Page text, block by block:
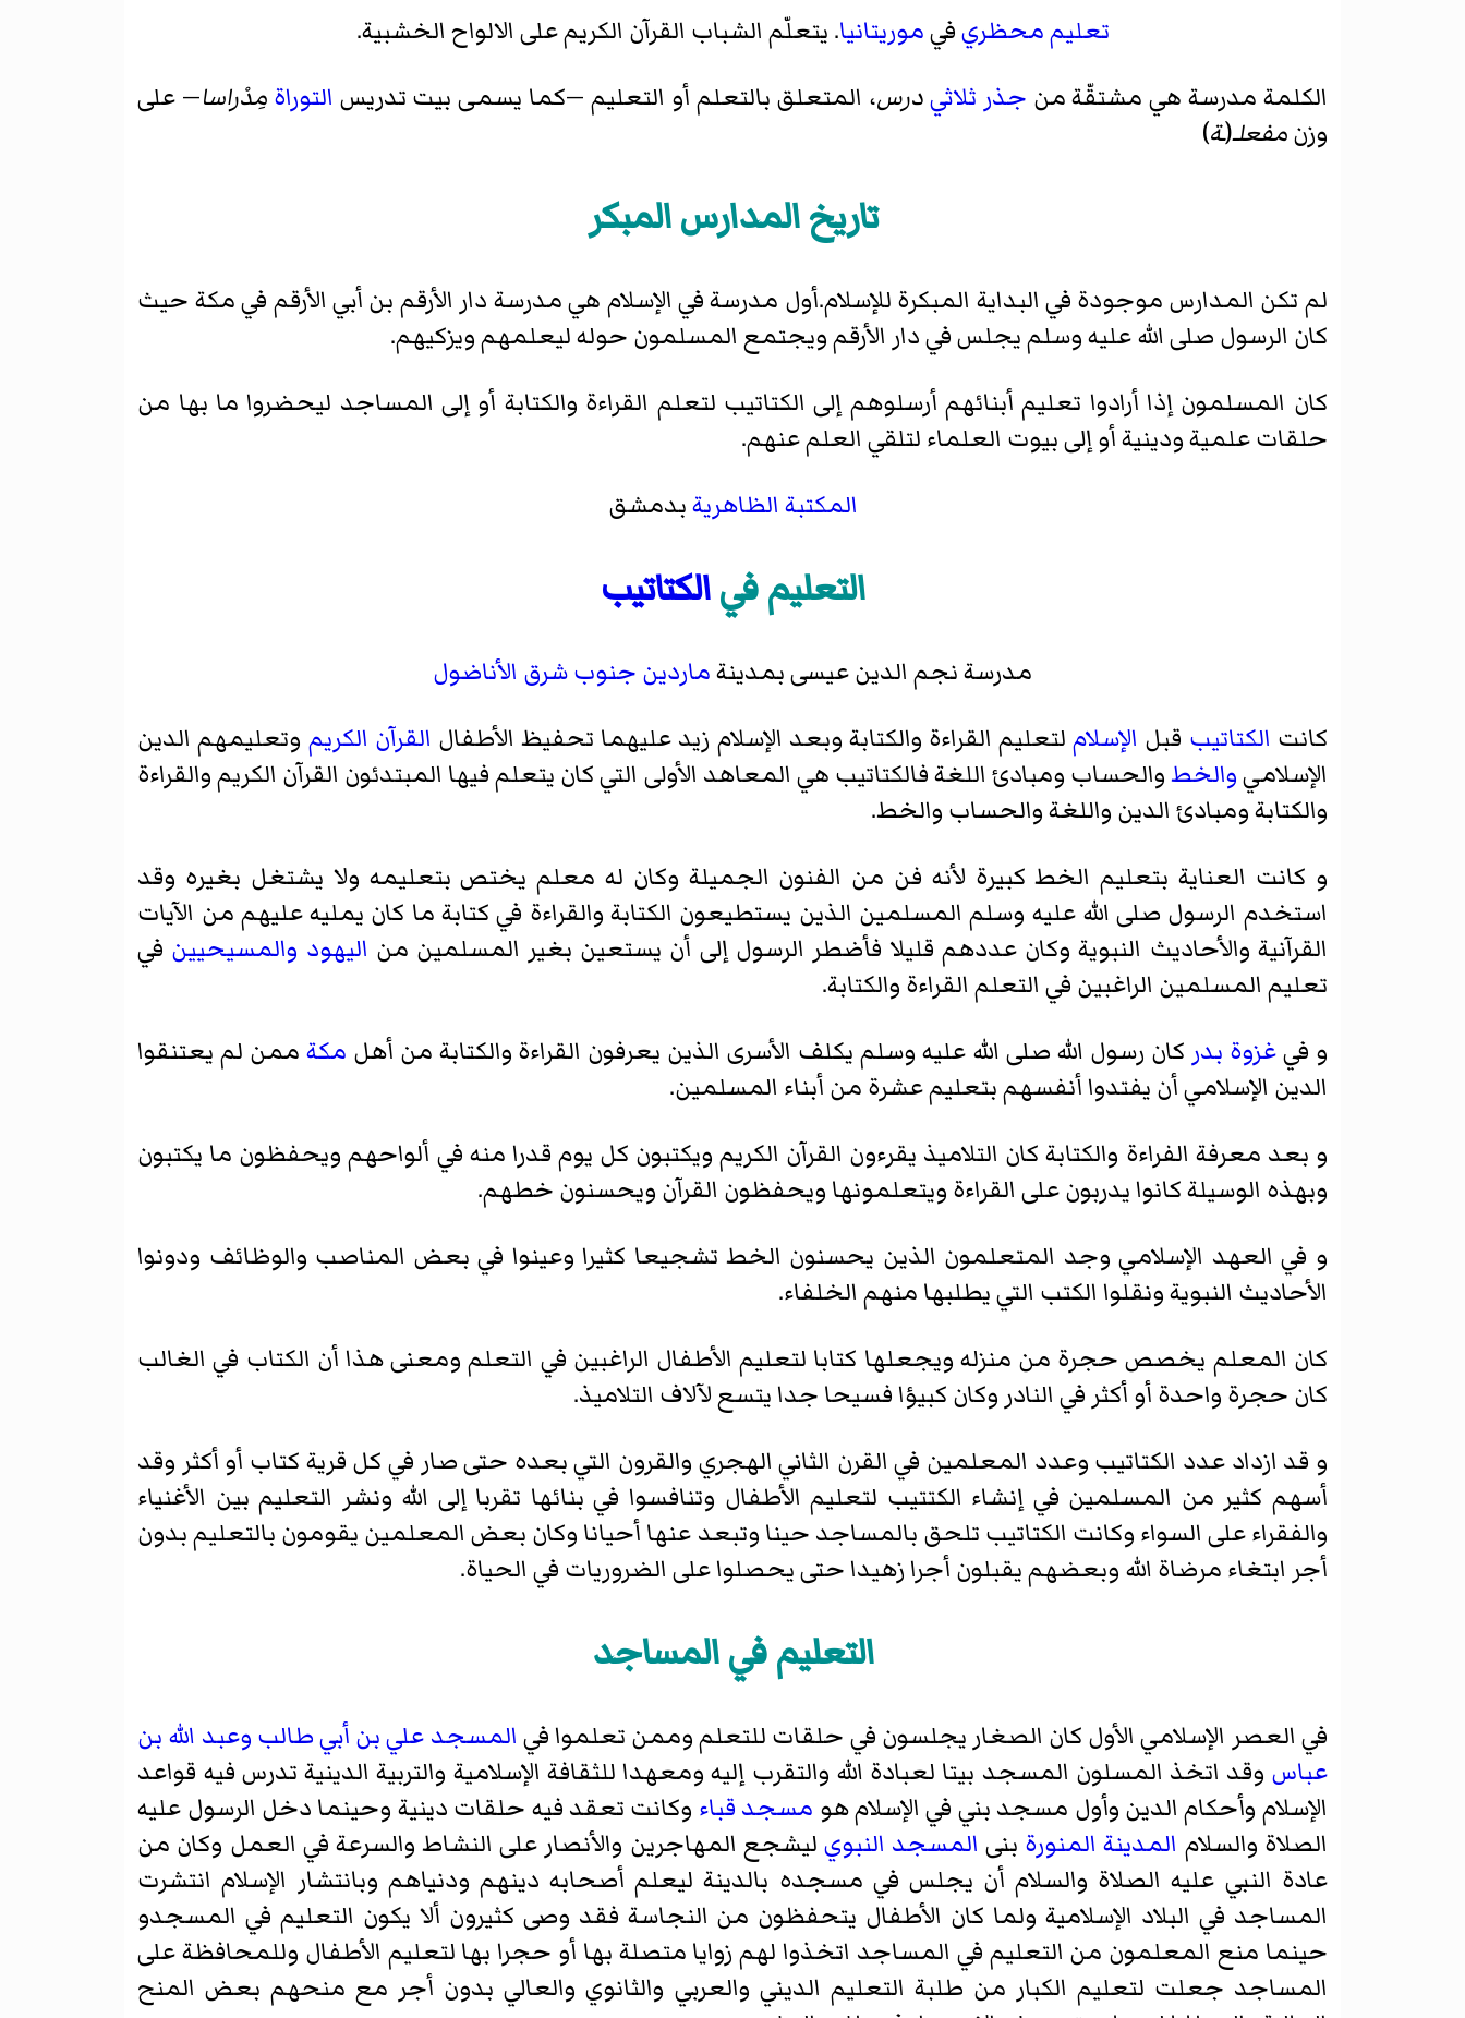
تعليم محظريفيموريتانيا. يتعلّم الشباب القرآن الكريم على الالواح الخشبية.
الكلمة مدرسة هي مشتقّة من جذر ثلاثيدرس، المتعلق بالتعلم أو التعليم —كما يسمى بيت تدريس التوراة مِدْراسا— على
وزنمفعلـ(ـة)
تاريخ المدارس المبكر
لم تكن المدارس موجودة في البداية المبكرة للإسلام.أول مدرسة في الإسلام هي مدرسة دار الأرقم بن أبي الأرقم في مكة حيث
كان الرسول صلى الله عليه وسلم يجلس في دار الأرقم ويجتمع المسلمون حوله ليعلمهم ويزكيهم.
كان المسلمون إذا أرادوا تعليم أبنائهم أرسلوهم إلى الكتاتيب لتعلم القراءة والكتابة أو إلى المساجد ليحضروا ما بها من
حلقات علمية ودينية أو إلى بيوت العلماء لتلقي العلم عنهم.
المكتبة الظاهريةبدمشق
التعليم فيالكتاتيب
مدرسة نجم الدين عيسىبمدينةماردين جنوب شرق الأناضول
كانت الكتاتيب قبل الإسلاملتعليم القراءة والكتابة وبعد الإسلام زيد عليهما تحفيظ الأطفال القرآن الكريم وتعليمهم الدين
الإسلاميوالخطوالحساب ومبادئ اللغة فالكتاتيب هي المعاهد الأولى التي كان يتعلم فيها المبتدئون القرآن الكريم والقراءة
والكتابة ومبادئ الدين واللغة والحساب والخط.
و كانت العناية بتعليم الخط كبيرة لأنه فن من الفنون الجميلة وكان له معلم يختص بتعليمه ولا يشتغل بغيره وقد
استخدم الرسول صلى الله عليه وسلم المسلمين الذين يستطيعون الكتابة والقراءة في كتابة ما كان يمليه عليهم من الآيات
القرآنية والأحاديث النبوية وكان عددهم قليلا فأضطر الرسول إلى أن يستعين بغير المسلمين من اليهود والمسيحيين في
تعليم المسلمين الراغبين في التعلم القراءة والكتابة.
و فيغزوة بدر كان رسول الله صلى الله عليه وسلم يكلف الأسرى الذين يعرفون القراءة والكتابة من أهل مكة ممن لم يعتنقوا
الدين الإسلامي أن يفتدوا أنفسهم بتعليم عشرة من أبناء المسلمين.
و بعد معرفة الفراءة والكتابة كان التلاميذ يقرءون القرآن الكريم ويكتبون كل يوم قدرا منه في ألواحهم ويحفظون ما يكتبون
وبهذه الوسيلة كانوا يدربون على القراءة ويتعلمونها ويحفظون القرآن ويحسنون خطهم.
و في العهد الإسلامي وجد المتعلمون الذين يحسنون الخط تشجيعا كثيرا وعينوا في بعض المناصب والوظائف ودونوا
الأحاديث النبوية ونقلوا الكتب التي يطلبها منهم الخلفاء.
كان المعلم يخصص حجرة من منزله ويجعلها كتابا لتعليم الأطفال الراغبين في التعلم ومعنى هذا أن الكتاب في الغالب
كان حجرة واحدة أو أكثر في النادر وكان كبيؤا فسيحا جدا يتسع لآلاف التلاميذ.
و قد ازداد عدد الكتاتيب وعدد المعلمين في القرن الثاني الهجري والقرون التي بعده حتى صار في كل قرية كتاب أو أكثر وقد
أسهم كثير من المسلمين في إنشاء الكتتيب لتعليم الأطفال وتنافسوا في بنائها تقربا إلى الله ونشر التعليم بين الأغنياء
والفقراء على السواء وكانت الكتاتيب تلحق بالمساجد حينا وتبعد عنها أحيانا وكان بعض المعلمين يقومون بالتعليم بدون
أجر ابتغاء مرضاة الله وبعضهم يقبلون أجرا زهيدا حتى يحصلوا على الضروريات في الحياة.
التعليم في المساجد
في العصر الإسلامي الأول كان الصغار يجلسون في حلقات للتعلم وممن تعلموا في المسجد علي بن أبي طالب وعبد الله بن
عباس وقد اتخذ المسلون المسجد بيتا لعبادة الله والتقرب إليه ومعهدا للثقافة الإسلامية والتربية الدينية تدرس فيه قواعد
الإسلام وأحكام الدين وأول مسجد بني في الإسلام هو مسجد قباء وكانت تعقد فيه حلقات دينية وحينما دخل الرسول عليه
الصلاة والسلام المدينة المنورة بنى المسجد النبوي ليشجع المهاجرين والأنصار على النشاط والسرعة في العمل وكان من
عادة النبي عليه الصلاة والسلام أن يجلس في مسجده بالدينة ليعلم أصحابه دينهم ودنياهم وبانتشار الإسلام انتشرت
المساجد في البلاد الإسلامية ولما كان الأطفال يتحفظون من النجاسة فقد وصى كثيرون ألا يكون التعليم في المسجدو
حينما منع المعلمون من التعليم في المساجد اتخذوا لهم زوايا متصلة بها أو حجرا بها لتعليم الأطفال وللمحافظة على
المساجد جعلت لتعليم الكبار من طلبة التعليم الديني والعربي والثانوي والعالي بدون أجر مع منحهم بعض المنح